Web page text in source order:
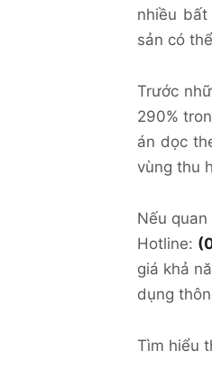
nhiều
sản có
Trước
290%
án dọc
vùng thu
Nếu
Hotline:
giá khả
dụng
Tìm hiểu